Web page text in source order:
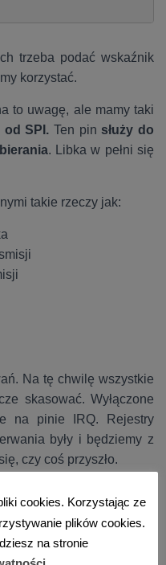
trzeba podać wskaźnik
korzystać.
to uwagę, ale mamy taki
od SPI. Ten pin służy do
. Libka w pełni się
takie rzeczy jak:
Na tę chwilę wszystkie
skasować. Wyłączone
na pinie IRQ. Rejestry
były i będziemy z
czy coś przyszło.
ustawić według swoich
czy już później –
cookies. Korzystając ze
plików cookies.
na stronie